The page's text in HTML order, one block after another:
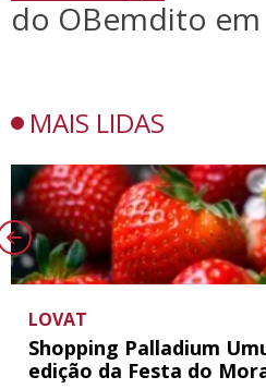
do OBemdito
MAIS LIDAS
LOVAT
Shopping Palladium
edição da Festa do